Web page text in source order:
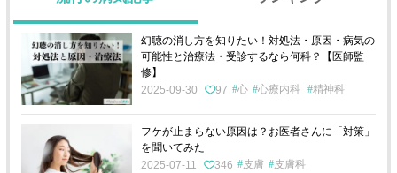
幻聴の消し方を知りたい！対処法・原因・病気の
可能性と治療法・受診するなら何科？【医師監
修】
2025-09-30
97 心 心療内科 精神科
フケが止まらない原因は？お医者さんに「対策」
を聞いてみた
2025-07-11
346 皮膚 皮膚科